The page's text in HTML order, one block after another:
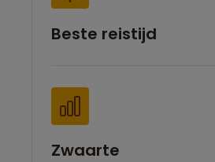
Beste reistijd
Zwaarte